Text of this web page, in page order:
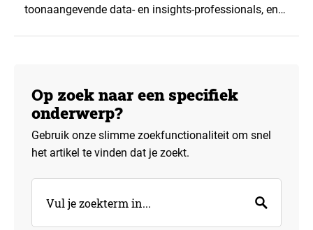
toonaangevende data- en insights-professionals, en
niet-leden. De awards worden uitgereikt in...
Op zoek naar een specifiek
onderwerp?
Gebruik onze slimme zoekfunctionaliteit om snel
het artikel te vinden dat je zoekt.